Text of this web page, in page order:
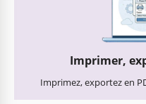
Imprimer,
Imprimez, exportez en